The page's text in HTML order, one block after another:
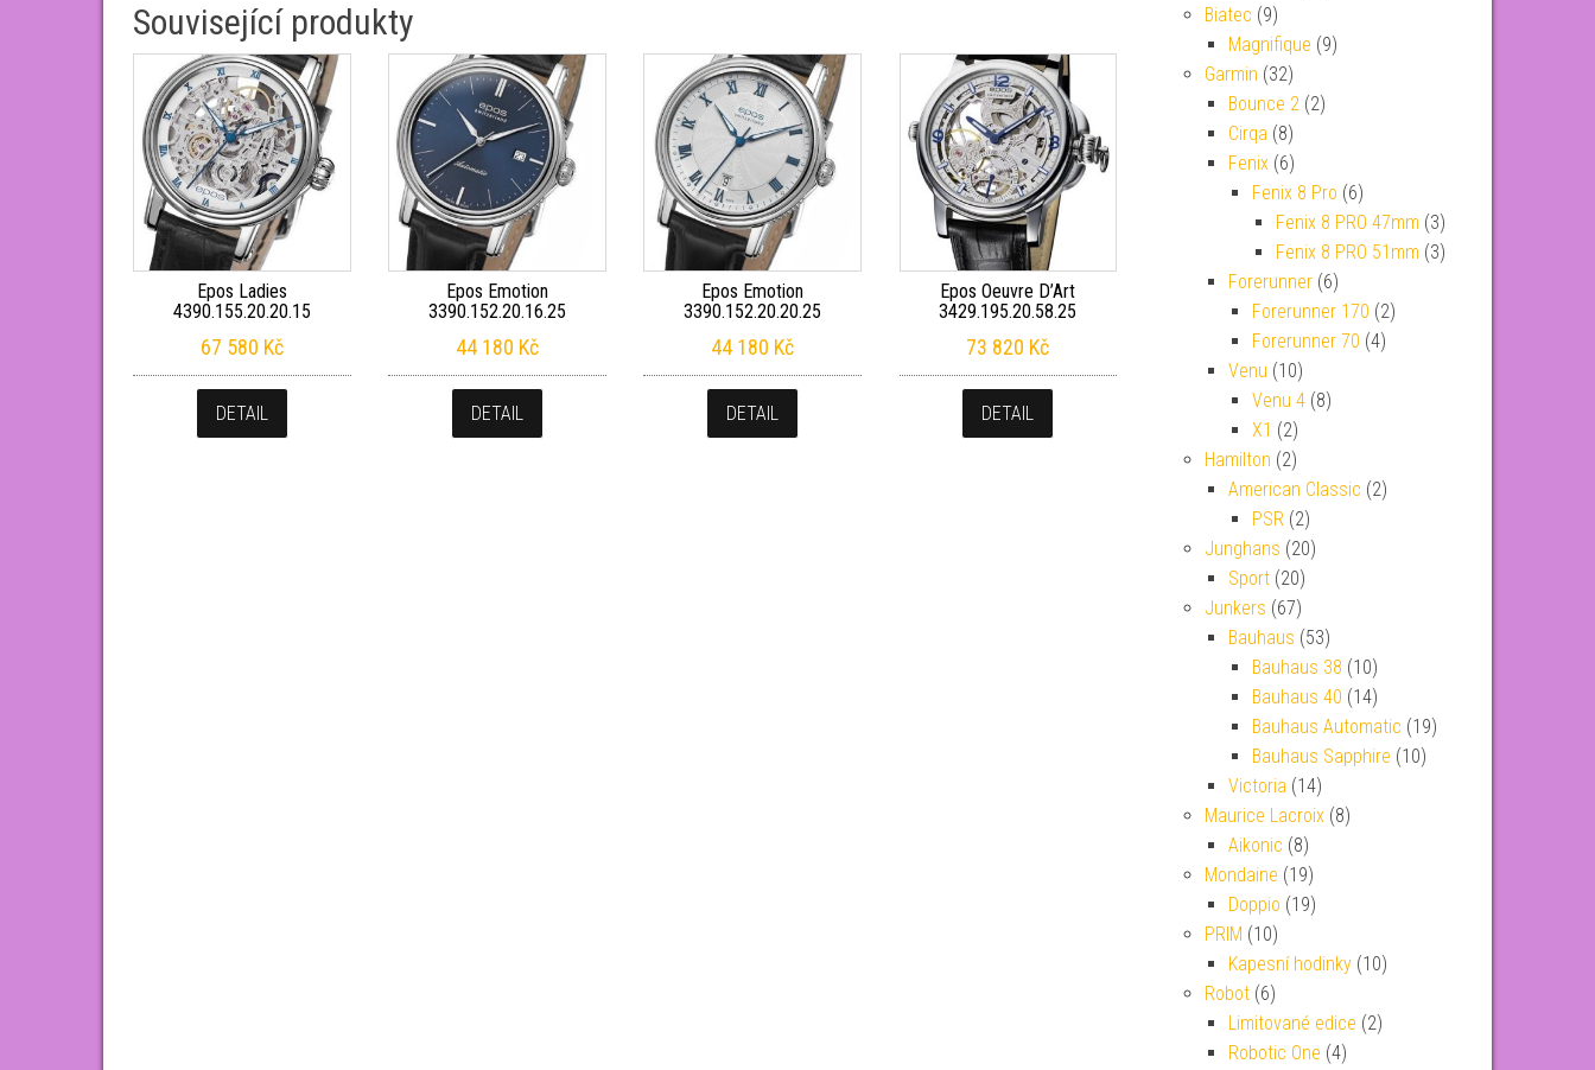
Související produkty
Epos Ladies
4390.155.20.20.15
67 580 Kč
DETAIL
Epos Emotion
3390.152.20.16.25
44 180 Kč
DETAIL
Epos Emotion
3390.152.20.20.25
44 180 Kč
DETAIL
Epos Oeuvre D’Art
3429.195.20.58.25
73 820 Kč
DETAIL
Biatec (9)
Magnifique (9)
Garmin (32)
Bounce 2 (2)
Cirqa (8)
Fenix (6)
Fenix 8 Pro (6)
Fenix 8 PRO 47mm (3)
Fenix 8 PRO 51mm (3)
Forerunner (6)
Forerunner 170 (2)
Forerunner 70 (4)
Venu (10)
Venu 4 (8)
X1 (2)
Hamilton (2)
American Classic (2)
PSR (2)
Junghans (20)
Sport (20)
Junkers (67)
Bauhaus (53)
Bauhaus 38 (10)
Bauhaus 40 (14)
Bauhaus Automatic (19)
Bauhaus Sapphire (10)
Victoria (14)
Maurice Lacroix (8)
Aikonic (8)
Mondaine (19)
Doppio (19)
PRIM (10)
Kapesní hodinky (10)
Robot (6)
Limitované edice (2)
Robotic One (4)